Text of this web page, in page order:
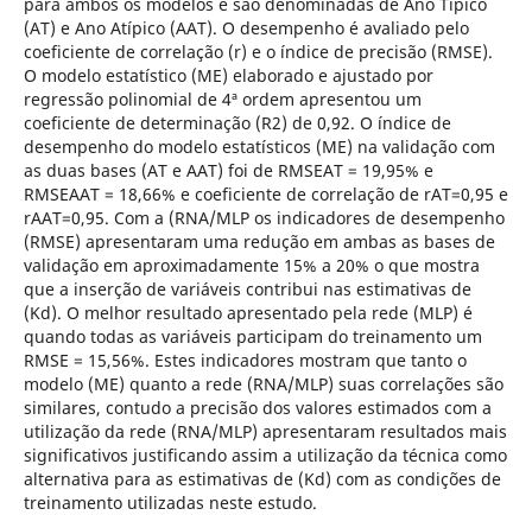
(AT) e Ano Atípico (AAT). O desempenho é avaliado pelo
coeficiente de correlação (r) e o índice de precisão (RMSE).
O modelo estatístico (ME) elaborado e ajustado por
regressão polinomial de 4ª ordem apresentou um
coeficiente de determinação (R2) de 0,92. O índice de
desempenho do modelo estatísticos (ME) na validação com
as duas bases (AT e AAT) foi de RMSEAT = 19,95% e
RMSEAAT = 18,66% e coeficiente de correlação de rAT=0,95 e
rAAT=0,95. Com a (RNA/MLP os indicadores de desempenho
(RMSE) apresentaram uma redução em ambas as bases de
validação em aproximadamente 15% a 20% o que mostra
que a inserção de variáveis contribui nas estimativas de
(Kd). O melhor resultado apresentado pela rede (MLP) é
quando todas as variáveis participam do treinamento um
RMSE = 15,56%. Estes indicadores mostram que tanto o
modelo (ME) quanto a rede (RNA/MLP) suas correlações são
similares, contudo a precisão dos valores estimados com a
utilização da rede (RNA/MLP) apresentaram resultados mais
significativos justificando assim a utilização da técnica como
alternativa para as estimativas de (Kd) com as condições de
treinamento utilizadas neste estudo.